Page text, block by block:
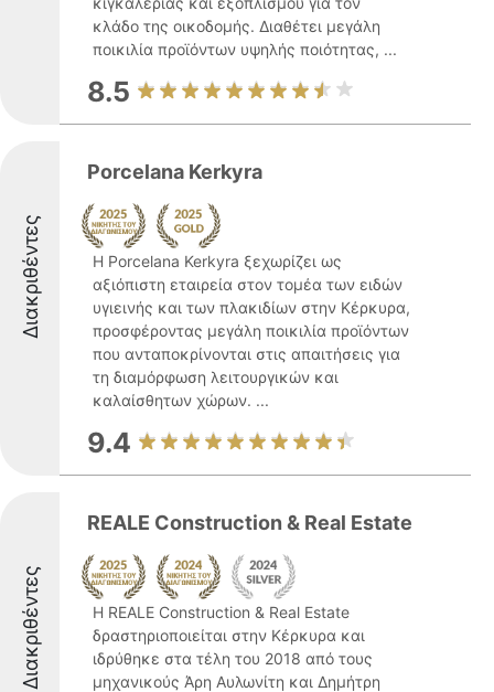
κλάδο της οικοδομής. Διαθέτει μεγάλη
ποικιλία προϊόντων υψηλής ποιότητας, ...
8.5
Διακριθέντες
Porcelana Kerkyra
Η Porcelana Kerkyra ξεχωρίζει ως
αξιόπιστη εταιρεία στον τομέα των ειδών
υγιεινής και των πλακιδίων στην Κέρκυρα,
προσφέροντας μεγάλη ποικιλία προϊόντων
που ανταποκρίνονται στις απαιτήσεις για
τη διαμόρφωση λειτουργικών και
καλαίσθητων χώρων. ...
9.4
Διακριθέντες
REALE Construction & Real Estate
Η REALE Construction & Real Estate
δραστηριοποιείται στην Κέρκυρα και
ιδρύθηκε στα τέλη του 2018 από τους
μηχανικούς Άρη Αυλωνίτη και Δημήτρη